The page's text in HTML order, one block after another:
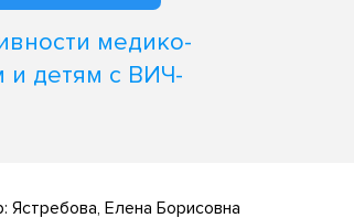
медико-
детям с ВИЧ-
Ястребова, Елена Борисовна